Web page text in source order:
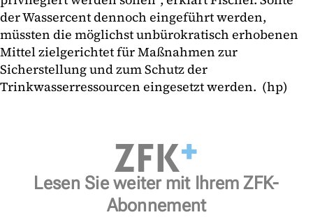
der Wassercent dennoch eingeführt werden,
müssten die möglichst unbürokratisch erhobenen
Mittel zielgerichtet für Maßnahmen zur
Sicherstellung und zum Schutz der
Trinkwasserressourcen eingesetzt werden. (hp)
Lesen Sie weiter mit Ihrem ZFK-
Abonnement